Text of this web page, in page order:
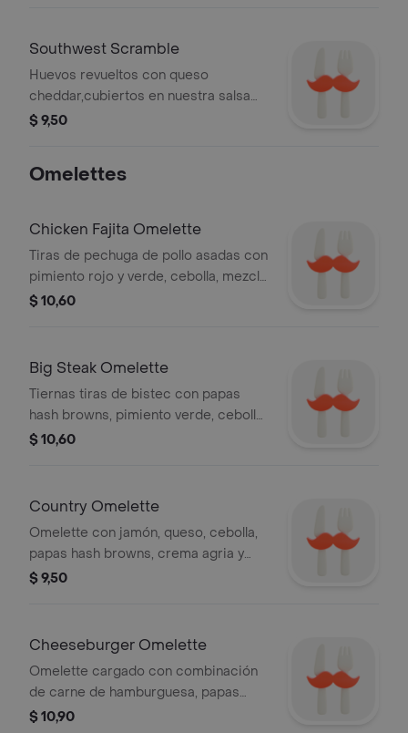
Southwest Scramble
Huevos revueltos con queso
cheddar,cubiertos en nuestra salsa
casera, mezcla de quesos, aguacate,
$ 9,50
Omelettes
Chicken Fajita Omelette
Tiras de pechuga de pollo asadas con
pimiento rojo y verde, cebolla, mezcla
de queso jack, cheddar,
acompañamientos a elegir.
$ 10,60
Big Steak Omelette
Tiernas tiras de bistec con papas
hash browns, pimiento verde, cebolla,
champiñones, tomate, queso cheddar,
$ 10,60
Country Omelette
Omelette con jamón, queso, cebolla,
papas hash browns, crema agria y
acompañamiento a elegir.
$ 9,50
Cheeseburger Omelette
Omelette cargado con combinación
de carne de hamburguesa, papas
hash browns, tomate, cebolla, queso
$ 10,90